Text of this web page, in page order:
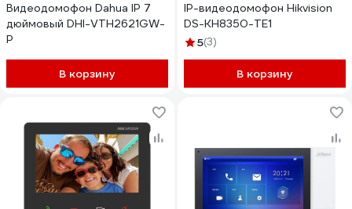
Видеодомофон Dahua IP 7
дюймовый DHI-VTH2621GW-
P
В корзину
IP-видеодомофон Hikvision
DS-KH8350-TE1
5(3)
В корзину